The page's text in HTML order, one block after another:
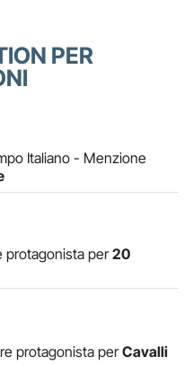
PER
Italiano - Menzione
protagonista per20
protagonista perCavalli